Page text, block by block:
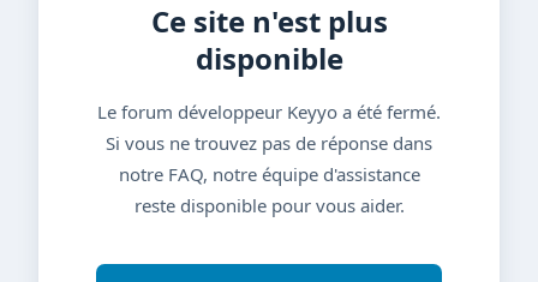
Ce site n'est plus
disponible
Le forum développeur Keyyo a été fermé.
Si vous ne trouvez pas de réponse dans
notre FAQ, notre équipe d'assistance
reste disponible pour vous aider.